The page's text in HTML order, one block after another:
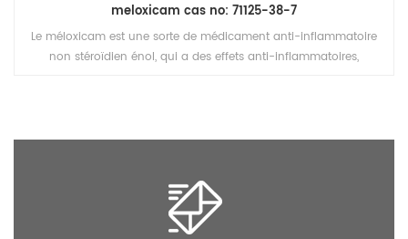
meloxicam cas no: 71125-38-7
Le méloxicam est une sorte de médicament anti-inflammatoire
non stéroïdien énol, qui a des effets anti-inflammatoires,